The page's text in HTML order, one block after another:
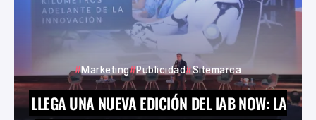
Marketing Publicidad Sitemarca
LLEGA UNA NUEVA EDICIÓN DEL IAB NOW: LA